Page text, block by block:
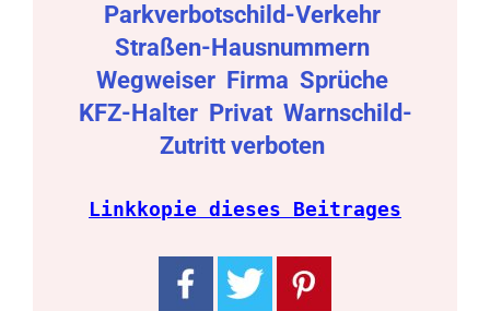
Parkverbotschild-Verkehr
Straßen-Hausnummern
Wegweiser Firma Sprüche
KFZ-Halter Privat Warnschild-
Zutritt verboten
Linkkopie dieses Beitrages